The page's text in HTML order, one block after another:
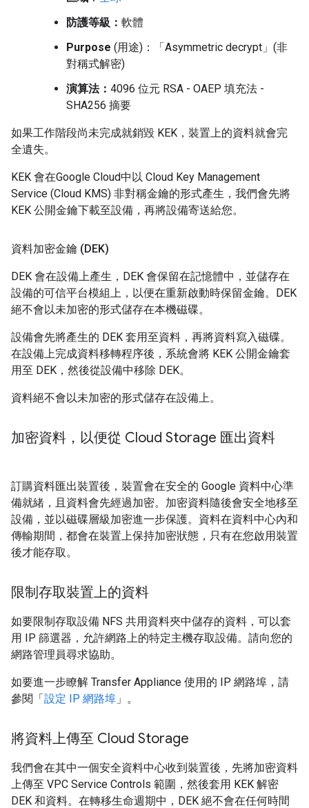
防護等級： 軟體
Purpose (用途)：「Asymmetric decrypt」(非
對稱式解密)
演算法： 4096 位元 RSA - OAEP 填充法 -
SHA256 摘要
如果工作階段尚未完成就銷毀 KEK，裝置上的資料就會完
全遺失。
KEK 會在Google Cloud中以 Cloud Key Management
Service (Cloud KMS) 非對稱金鑰的形式產生，我們會先將
KEK 公開金鑰下載至設備，再將設備寄送給您。
資料加密金鑰 (DEK)
DEK 會在設備上產生，DEK 會保留在記憶體中，並儲存在
設備的可信平台模組上，以便在重新啟動時保留金鑰。DEK
絕不會以未加密的形式儲存在本機磁碟。
設備會先將產生的 DEK 套用至資料，再將資料寫入磁碟。
在設備上完成資料移轉程序後，系統會將 KEK 公開金鑰套
用至 DEK，然後從設備中移除 DEK。
資料絕不會以未加密的形式儲存在設備上。
加密資料，以便從 Cloud Storage 匯出資料
訂購資料匯出裝置後，裝置會在安全的 Google 資料中心準
備就緒，且資料會先經過加密。加密資料隨後會安全地移至
設備，並以磁碟層級加密進一步保護。資料在資料中心內和
傳輸期間，都會在裝置上保持加密狀態，只有在您啟用裝置
後才能存取。
限制存取裝置上的資料
如要限制存取設備 NFS 共用資料夾中儲存的資料，可以套
用 IP 篩選器，允許網路上的特定主機存取設備。請向您的
網路管理員尋求協助。
如要進一步瞭解 Transfer Appliance 使用的 IP 網路埠，請
參閱「設定 IP 網路埠 」。
將資料上傳至 Cloud Storage
我們會在其中一個安全資料中心收到裝置後，先將加密資料
上傳至 VPC Service Controls 範圍，然後套用 KEK 解密
DEK 和資料。在轉移生命週期中，DEK 絕不會在任何時間